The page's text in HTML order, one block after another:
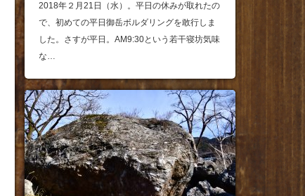
2018年２月21日（水）。平日の休みが取れたの
で、初めての平日御岳ボルダリングを敢行しま
した。さすが平日。AM9:30という若干寝坊気味
な…